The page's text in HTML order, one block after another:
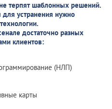
терпят шаблонных решений.
устранения нужно
достаточно разных
клиентов:
(НЛП)
карты